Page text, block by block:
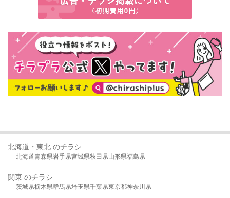
北海道・東北 のチラシ
北海道青森県岩手県宮城県秋田県山形県福島県
関東 のチラシ
茨城県栃木県群馬県埼玉県千葉県東京都神奈川県